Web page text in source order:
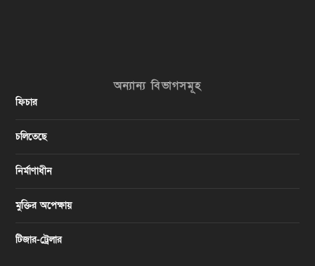
অন্যান্য বিভাগসমূহ
ফিচার
চলিতেছে
নির্মাণাধীন
মুক্তির অপেক্ষায়
টিজার-ট্রেলার